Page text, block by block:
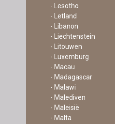
- Lesotho
- Letland
- Libanon
- Liechtenstein
- Litouwen
- Luxemburg
- Macau
- Madagascar
- Malawi
- Malediven
- Maleisië
- Malta